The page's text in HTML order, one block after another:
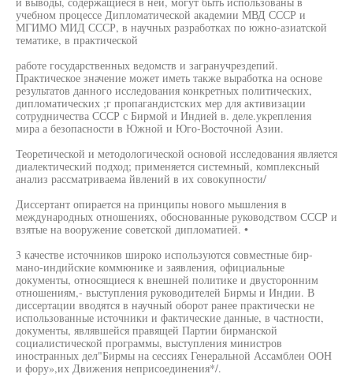
учебном процессе Дипломатической академии МВД СССР и
МГИМО МИД СССР, в научных разработках по южно-азиатской
тематике, в практической
работе государственных ведомств и загранучрездепий.
Практическое значение может иметь также выработка на основе
результатов данного исследования конкретных политических,
дипломатических ;г пропагандистских мер для активизации
сотрудничества СССР с Бирмой и Индией в. деле.укрепления
мира а безопасности в Южной и Юго-Восточной Азии.
Теоретической и методологической основой исследования является
диалектический подход; применяется системный, комплексный
анализ рассматриваема йвлений в их совокупности/
Диссертант опирается на принципы нового мышления в
международных отношениях, обоснованные руководством СССР и
взятые на вооружение советской дипломатией. •
3 качестве источников широко используются совместные бир-
мано-индийские коммюнике и заявления, официальные
документы, относящиеся к внешней политике и двусторонним
отношениям,- выступления руководителей Бирмы и Индии. В
диссертации вводятся в научный оборот ранее практически не
использованные источники и фактические данные, в частности,
документы, являвшейся правящей Партии бирманской
социалистической программы, выступления министров
иностранных дел"Бирмы на сессиях Генеральной Ассамблеи ООН
и фору»,их Движения неприсоединения*/.